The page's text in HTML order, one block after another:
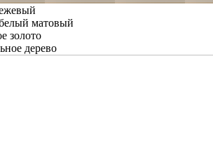
матовый
золото
дерево